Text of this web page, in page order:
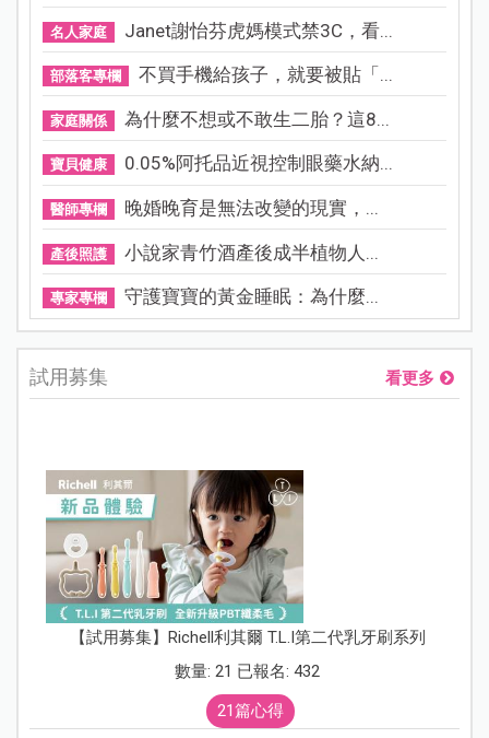
名人家庭 Janet謝怡芬虎媽模式禁3C，看...
部落客專欄 不買手機給孩子，就要被貼「...
家庭關係 為什麼不想或不敢生二胎？這8...
寶貝健康 0.05%阿托品近視控制眼藥水納...
醫師專欄 晚婚晚育是無法改變的現實，...
產後照護 小說家青竹酒產後成半植物人...
專家專欄 守護寶寶的黃金睡眠：為什麼...
試用募集 看更多
【試用募集】Richell利其爾 T.L.I第二代乳牙刷系列
數量: 21 已報名: 432
21篇心得